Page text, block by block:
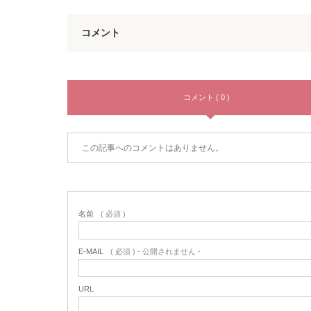
コメント
コメント ( 0 )
この記事へのコメントはありません。
名前 ( 必須 )
E-MAIL ( 必須 ) - 公開されません -
URL